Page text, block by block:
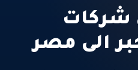
شركات
الى مصر